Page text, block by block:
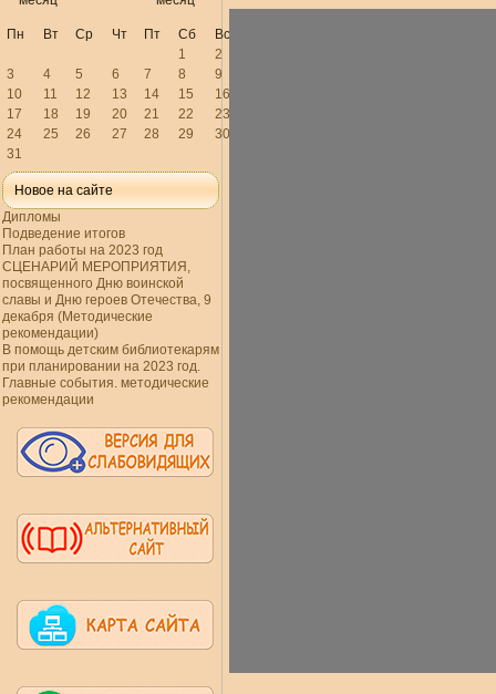
Пн Вт Ср Чт Пт Сб
Вс
1
2
3
4 5 6 7 8
9
10
11 12 13 14 15
16
17
18 19 20 21 22
23
24
25 26 27 28 29
30
31
Новое на сайте
Дипломы
Подведение итогов
План работы на 2023 год
СЦЕНАРИЙ МЕРОПРИЯТИЯ,
посвященного Дню воинской
славы и Дню героев Отечества, 9
декабря (Методические
рекомендации)
В помощь детским библиотекарям
при планировании на 2023 год.
Главные события. методические
рекомендации